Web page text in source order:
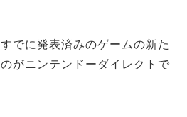
でに発表済みのゲームの新た
がニンテンドーダイレクトで